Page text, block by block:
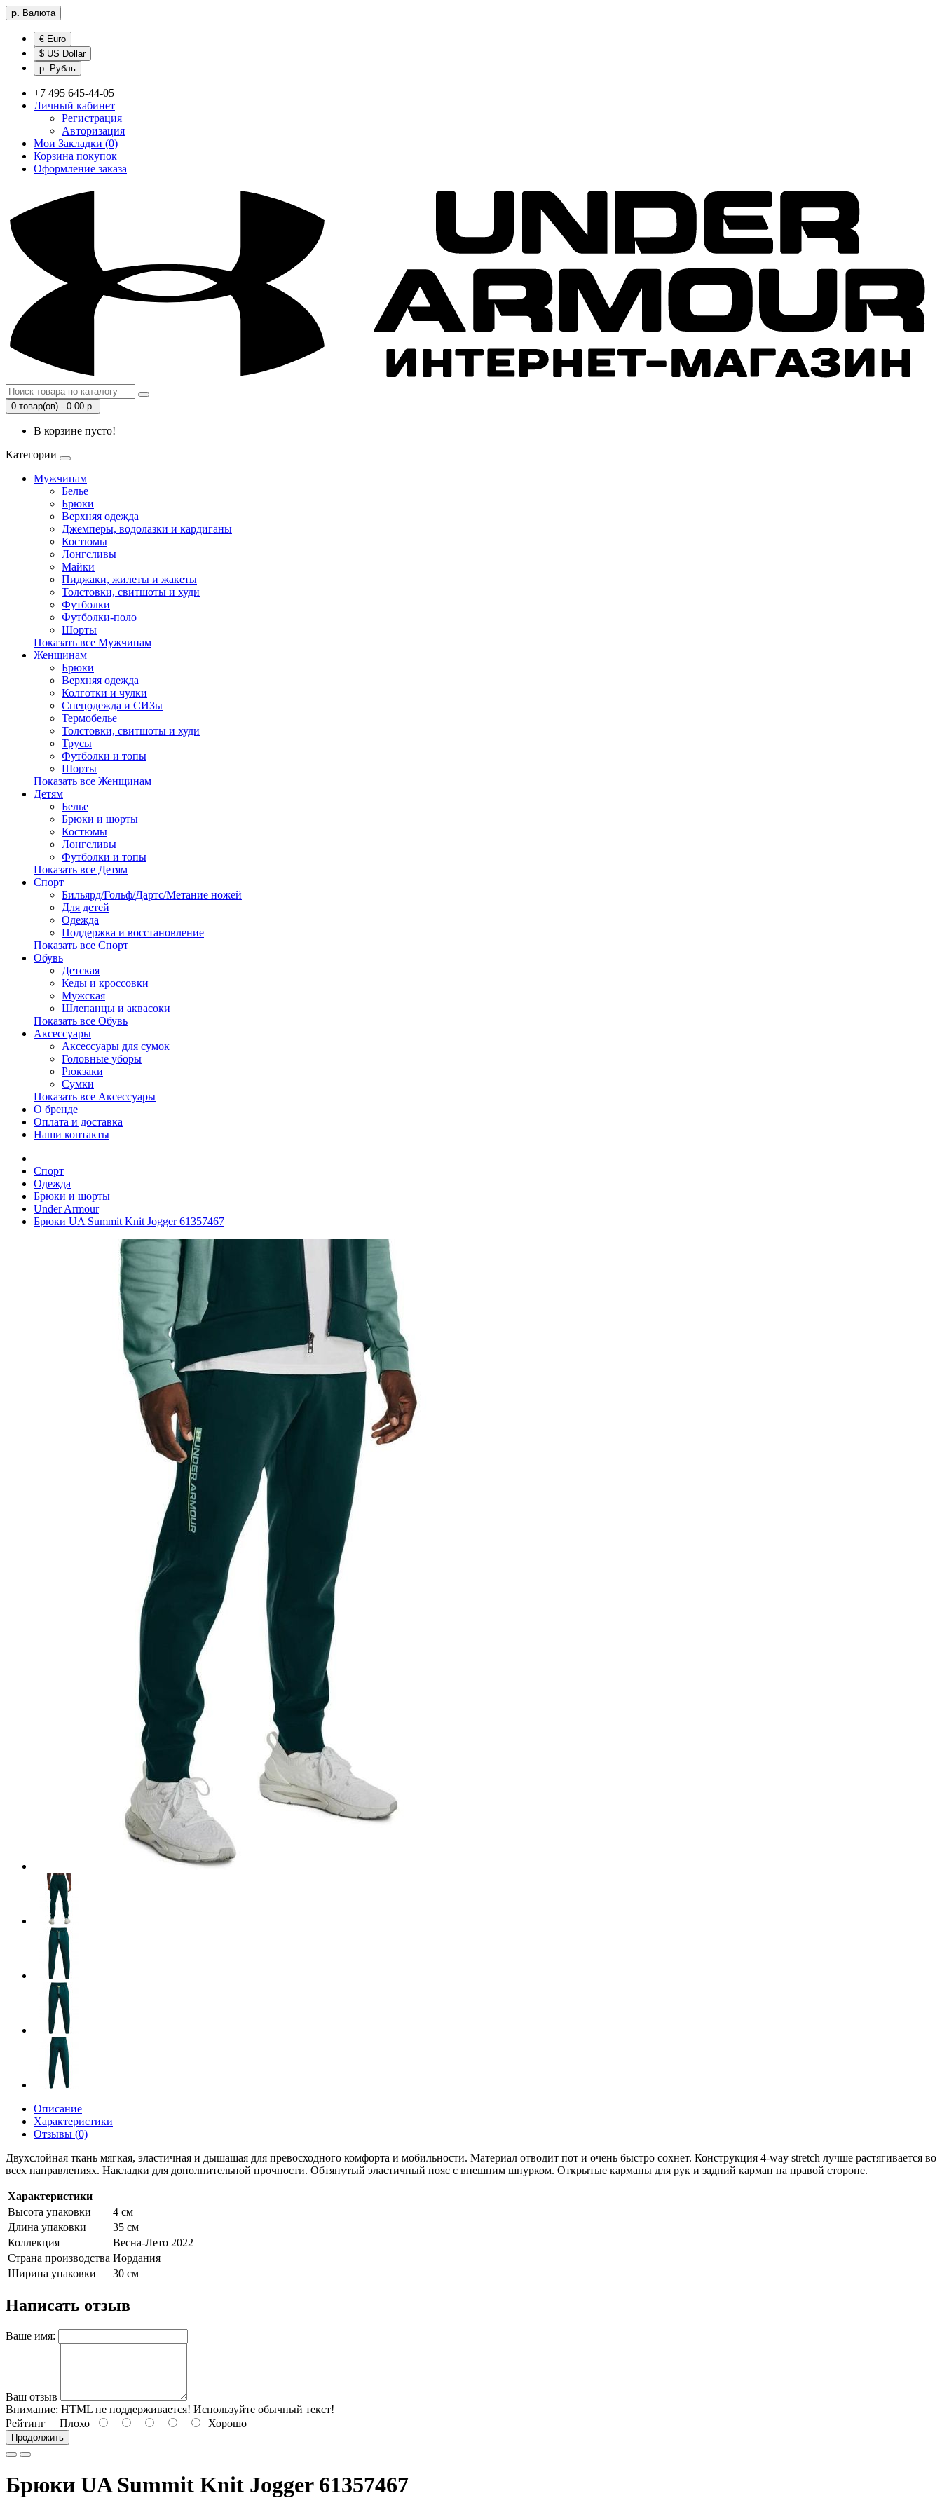
р. Валюта
€ Euro
$ US Dollar
р. Рубль
+7 495 645-44-05
Личный кабинет
Регистрация
Авторизация
Мои Закладки (0)
Корзина покупок
Оформление заказа
0 товар(ов) - 0.00 р.
В корзине пусто!
Категории
Мужчинам
Белье
Брюки
Верхняя одежда
Джемперы, водолазки и кардиганы
Костюмы
Лонгсливы
Майки
Пиджаки, жилеты и жакеты
Толстовки, свитшоты и худи
Футболки
Футболки-поло
Шорты
Показать все Мужчинам
Женщинам
Брюки
Верхняя одежда
Колготки и чулки
Спецодежда и СИЗы
Термобелье
Толстовки, свитшоты и худи
Трусы
Футболки и топы
Шорты
Показать все Женщинам
Детям
Белье
Брюки и шорты
Костюмы
Лонгсливы
Футболки и топы
Показать все Детям
Спорт
Бильярд/Гольф/Дартс/Метание ножей
Для детей
Одежда
Поддержка и восстановление
Показать все Спорт
Обувь
Детская
Кеды и кроссовки
Мужская
Шлепанцы и аквасоки
Показать все Обувь
Аксессуары
Аксессуары для сумок
Головные уборы
Рюкзаки
Сумки
Показать все Аксессуары
О бренде
Оплата и доставка
Наши контакты
Спорт
Одежда
Брюки и шорты
Under Armour
Брюки UA Summit Knit Jogger 61357467
Описание
Характеристики
Отзывы (0)
Двухслойная ткань мягкая, эластичная и дышащая для превосходного комфорта и мобильности. Материал отводит пот и очень быстро сохнет. Конструкция 4-way stretch лучше растягивается во
всех направлениях. Накладки для дополнительной прочности. Обтянутый эластичный пояс с внешним шнурком. Открытые карманы для рук и задний карман на правой стороне.
Характеристики
Высота упаковки
4 см
Длина упаковки
35 см
Коллекция
Весна-Лето 2022
Страна производства Иордания
Ширина упаковки
30 см
Написать отзыв
Ваше имя:
Ваш отзыв
Внимание: HTML не поддерживается! Используйте обычный текст!
Рейтинг Плохо Хорошо
Продолжить
Брюки UA Summit Knit Jogger 61357467